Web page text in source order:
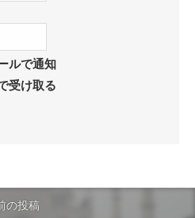
ルで通知
受け取る
の投稿